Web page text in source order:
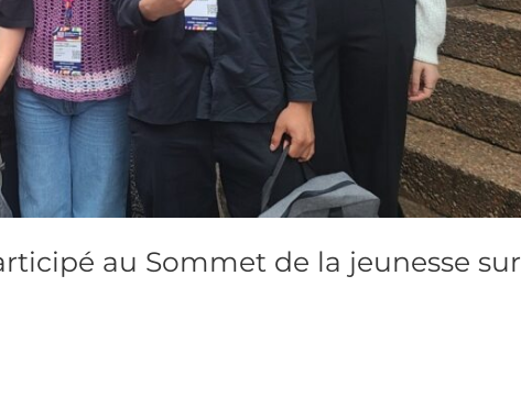
au Sommet de la jeunesse sur